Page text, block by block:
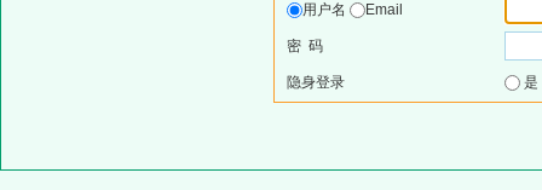
用户名
Email
密 码
隐身登录